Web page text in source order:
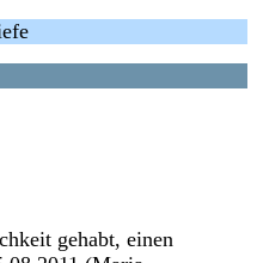
gehabt, einen